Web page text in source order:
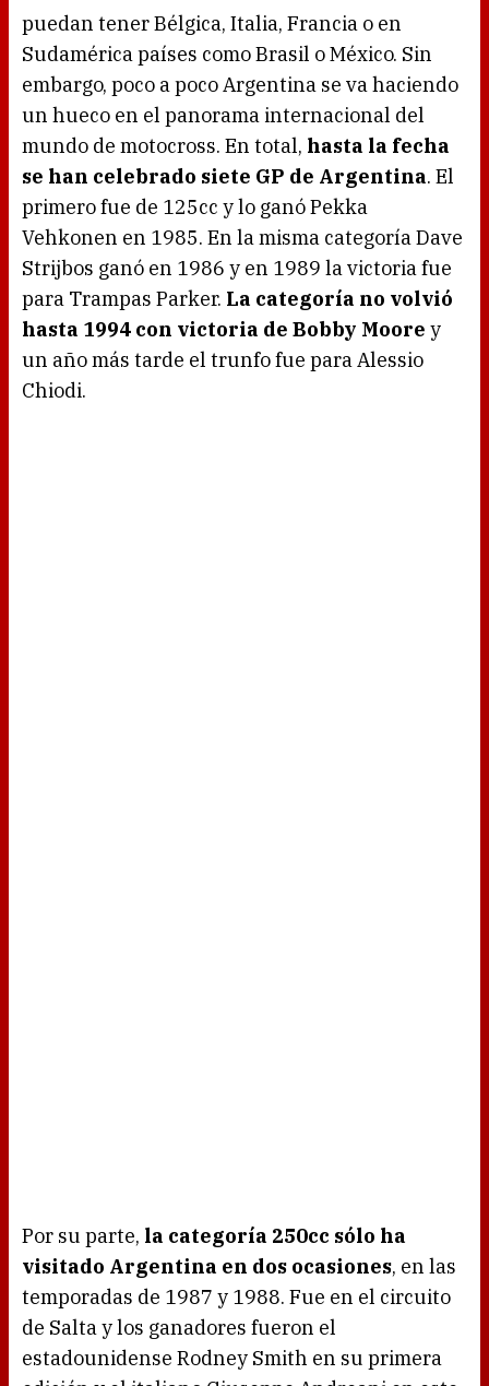
puedan tener Bélgica, Italia, Francia o en
Sudamérica países como Brasil o México. Sin
embargo, poco a poco Argentina se va haciendo
un hueco en el panorama internacional del
mundo de motocross. En total, hasta la fecha
se han celebrado siete GP de Argentina. El
primero fue de 125cc y lo ganó Pekka
Vehkonen en 1985. En la misma categoría Dave
Strijbos ganó en 1986 y en 1989 la victoria fue
para Trampas Parker. La categoría no volvió
hasta 1994 con victoria de Bobby Moore y
un año más tarde el trunfo fue para Alessio
Chiodi.
Por su parte, la categoría 250cc sólo ha
visitado Argentina en dos ocasiones, en las
temporadas de 1987 y 1988. Fue en el circuito
de Salta y los ganadores fueron el
estadounidense Rodney Smith en su primera